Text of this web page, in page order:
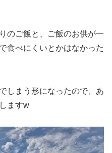
のご飯と、ご飯のお供が一
食べにくいとかはなかった
しまう形になったので、あ
ますw